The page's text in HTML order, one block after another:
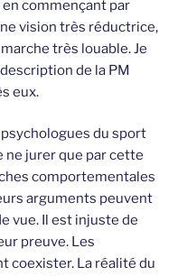
commençant par
vision très réductrice,
très louable. Je
de la PM
eux.
psychologues du sport
ne jurer que par cette
comportementales
arguments peuvent
vue. Il est injuste de
preuve. Les
coexister. La réalité du